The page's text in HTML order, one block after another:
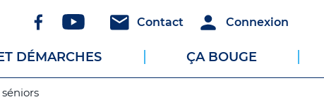
Header
Connexion
Connexion
Header
Communication
Contact
Réseaux
sociaux
DÉMARCHES ÇA BOUGE